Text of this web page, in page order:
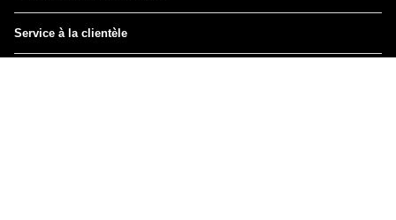
Service à la clientèle